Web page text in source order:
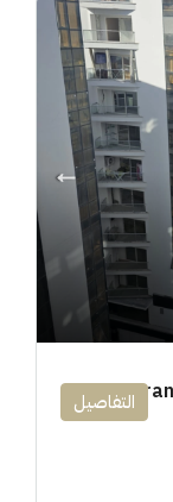
التفاصيل